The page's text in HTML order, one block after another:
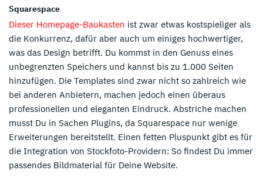
Squarespace
Dieser Homepage-Baukasten ist zwar etwas kostspieliger als
die Konkurrenz, dafür aber auch um einiges hochwertiger,
was das Design betrifft. Du kommst in den Genuss eines
unbegrenzten Speichers und kannst bis zu 1.000 Seiten
hinzufügen. Die Templates sind zwar nicht so zahlreich wie
bei anderen Anbietern, machen jedoch einen überaus
professionellen und eleganten Eindruck. Abstriche machen
musst Du in Sachen Plugins, da Squarespace nur wenige
Erweiterungen bereitstellt. Einen fetten Pluspunkt gibt es für
die Integration von Stockfoto-Providern: So findest Du immer
passendes Bildmaterial für Deine Website.